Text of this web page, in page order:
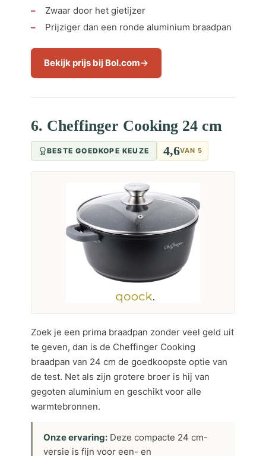
Zwaar door het gietijzer
Prijziger dan een ronde aluminium braadpan
Bekijk prijs bij Bol.com
6. Cheffinger Cooking 24 cm
BESTE GOEDKOPE KEUZE 4,6VAN 5
Zoek je een prima braadpan zonder veel geld uit
te geven, dan is de Cheffinger Cooking
braadpan van 24 cm de goedkoopste optie van
de test. Net als zijn grotere broer is hij van
gegoten aluminium en geschikt voor alle
warmtebronnen.
Onze ervaring: Deze compacte 24 cm-
versie is fijn voor een- en